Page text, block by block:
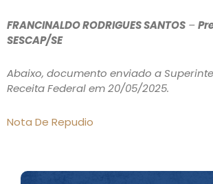
FRANCINALDO RODRIGUES SANTOS –
SESCAP/SE
Abaixo, documento enviado a
Receita Federal em 20/05/2025.
Nota De Repudio